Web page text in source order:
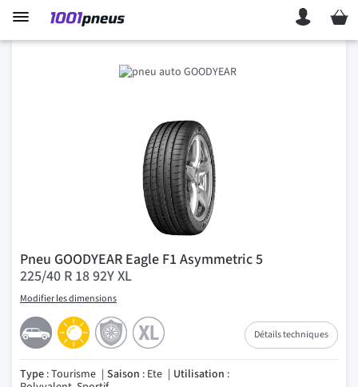
Mon
Pneu GOODYEAR Eagle F1 Asymmetric 5
225/40 R 18 92Y XL
Modifier les dimensions
Détails techniques
Type : Tourisme Saison : Ete Utilisation :